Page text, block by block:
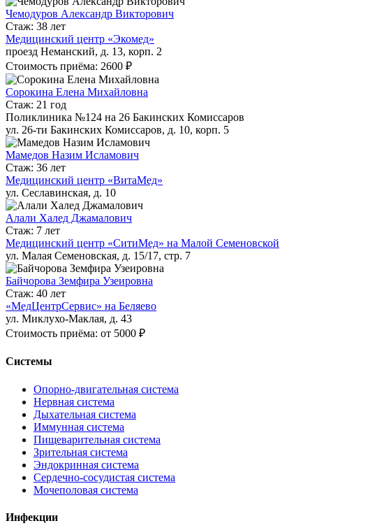
Чемодуров Александр Викторович
Стаж: 38 лет
Медицинский центр «Экомед»
проезд Неманский, д. 13, корп. 2
Стоимость приёма: 2600 ₽
Сорокина Елена Михайловна
Стаж: 21 год
Поликлиника №124 на 26 Бакинских Комиссаров
ул. 26-ти Бакинских Комиссаров, д. 10, корп. 5
Мамедов Назим Исламович
Стаж: 36 лет
Медицинский центр «ВитаМед»
ул. Сеславинская, д. 10
Алали Халед Джамалович
Стаж: 7 лет
Медицинский центр «СитиМед» на Малой Семеновской
ул. Малая Семеновская, д. 15/17, стр. 7
Байчорова Земфира Узеировна
Стаж: 40 лет
«МедЦентрСервис» на Беляево
ул. Миклухо-Маклая, д. 43
Стоимость приёма: от 5000 ₽
Системы
Опорно-двигательная система
Нервная система
Дыхательная система
Иммунная система
Пищеварительная система
Зрительная система
Эндокринная система
Сердечно-сосудистая система
Мочеполовая система
Инфекции